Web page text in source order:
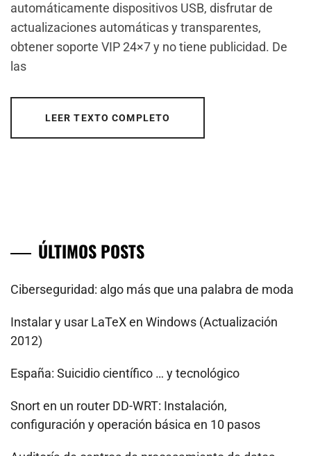
automáticamente dispositivos USB, disfrutar de
actualizaciones automáticas y transparentes,
obtener soporte VIP 24×7 y no tiene publicidad. De
las
LEER TEXTO COMPLETO
ÚLTIMOS POSTS
Ciberseguridad: algo más que una palabra de moda
Instalar y usar LaTeX en Windows (Actualización
2012)
España: Suicidio científico … y tecnológico
Snort en un router DD-WRT: Instalación,
configuración y operación básica en 10 pasos